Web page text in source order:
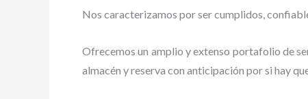
Nos caracterizamos por ser cumplidos,
Ofrecemos un amplio y extenso portafolio de
almacén y reserva con anticipación por si hay